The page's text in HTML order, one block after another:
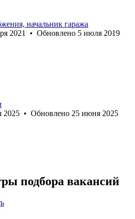
начальник гаража
2021 • Обновлено 5 июля 2019
2025 • Обновлено 25 июня 2025
подбора вакансий